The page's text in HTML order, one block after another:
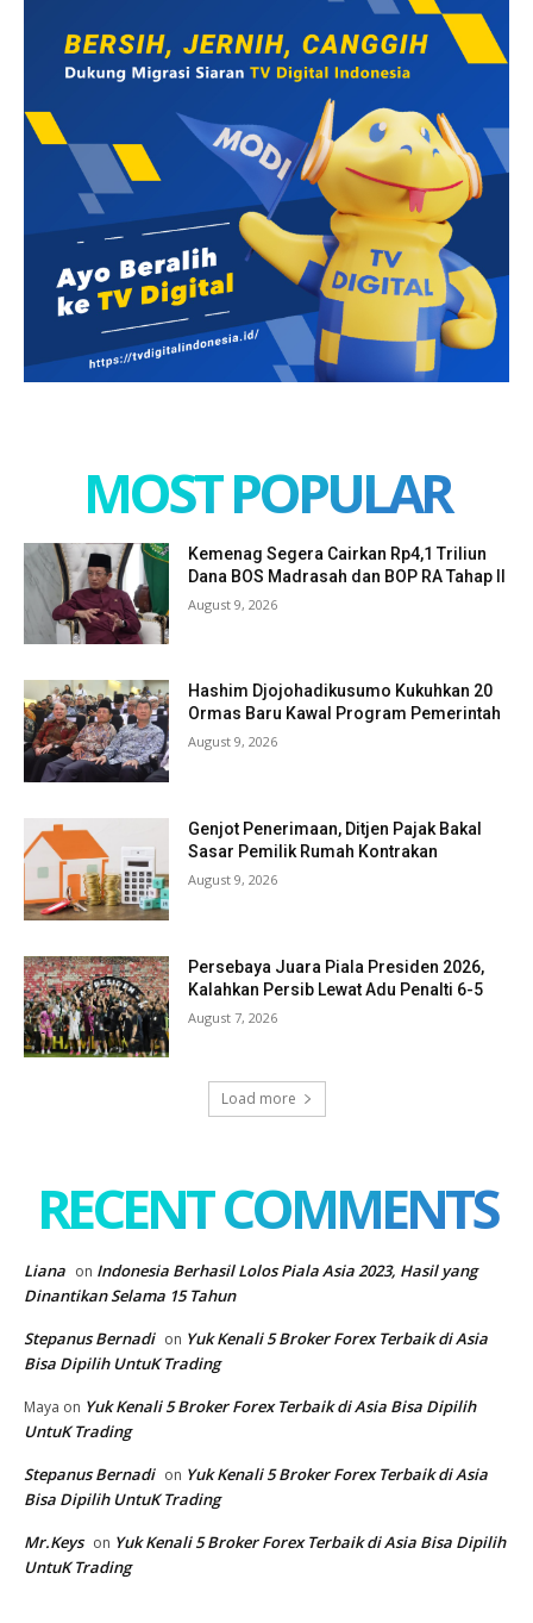
MOST POPULAR
Kemenag Segera Cairkan Rp4,1 Triliun
Dana BOS Madrasah dan BOP RA Tahap II
August 9, 2026
Hashim Djojohadikusumo Kukuhkan 20
Ormas Baru Kawal Program Pemerintah
August 9, 2026
Genjot Penerimaan, Ditjen Pajak Bakal
Sasar Pemilik Rumah Kontrakan
August 9, 2026
Persebaya Juara Piala Presiden 2026,
Kalahkan Persib Lewat Adu Penalti 6-5
August 7, 2026
Load more
RECENT COMMENTS
Liana on Indonesia Berhasil Lolos Piala Asia 2023, Hasil yang
Dinantikan Selama 15 Tahun
Stepanus Bernadi on Yuk Kenali 5 Broker Forex Terbaik di Asia
Bisa Dipilih UntuK Trading
Maya on Yuk Kenali 5 Broker Forex Terbaik di Asia Bisa Dipilih
UntuK Trading
Stepanus Bernadi on Yuk Kenali 5 Broker Forex Terbaik di Asia
Bisa Dipilih UntuK Trading
Mr.Keys on Yuk Kenali 5 Broker Forex Terbaik di Asia Bisa Dipilih
UntuK Trading